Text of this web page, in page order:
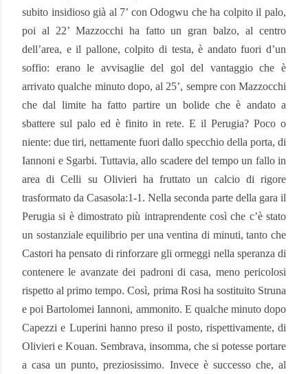
subito insidioso già al 7’ con Odogwu che ha colpito il palo,
poi al 22’ Mazzocchi ha fatto un gran balzo, al centro
dell’area, e il pallone, colpito di testa, è andato fuori d’un
soffio: erano le avvisaglie del gol del vantaggio che è
arrivato qualche minuto dopo, al 25’, sempre con Mazzocchi
che dal limite ha fatto partire un bolide che è andato a
sbattere sul palo ed è finito in rete. E il Perugia? Poco o
niente: due tiri, nettamente fuori dallo specchio della porta, di
Iannoni e Sgarbi. Tuttavia, allo scadere del tempo un fallo in
area di Celli su Olivieri ha fruttato un calcio di rigore
trasformato da Casasola:1-1. Nella seconda parte della gara il
Perugia si è dimostrato più intraprendente così che c’è stato
un sostanziale equilibrio per una ventina di minuti, tanto che
Castori ha pensato di rinforzare gli ormeggi nella speranza di
contenere le avanzate dei padroni di casa, meno pericolosi
rispetto al primo tempo. Così, prima Rosi ha sostituito Struna
e poi Bartolomei Iannoni, ammonito. E qualche minuto dopo
Capezzi e Luperini hanno preso il posto, rispettivamente, di
Olivieri e Kouan. Sembrava, insomma, che si potesse portare
a casa un punto, preziosissimo. Invece è successo che, al